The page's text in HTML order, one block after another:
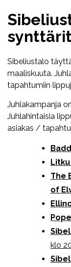
Sibeliustalo
maaliskuuta.
tapahtumiin
Juhlakampanja
Juhlahintaisia
asiakas /
The
of
klo